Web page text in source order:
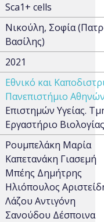
Sca1+ cells
Νικούλη, Σοφία
Βασίλης)
2021
Εθνικό και
Πανεπιστήμιο
Επιστημών Υγείας.
Εργαστήριο Βιολογίας
Ρουμπελάκη Μαρία
Καπετανάκη Γιασεμή
Μπέης Δημήτρης
Ηλιόπουλος
Λάζου Αντιγόνη
Σανούδου Δέσποινα